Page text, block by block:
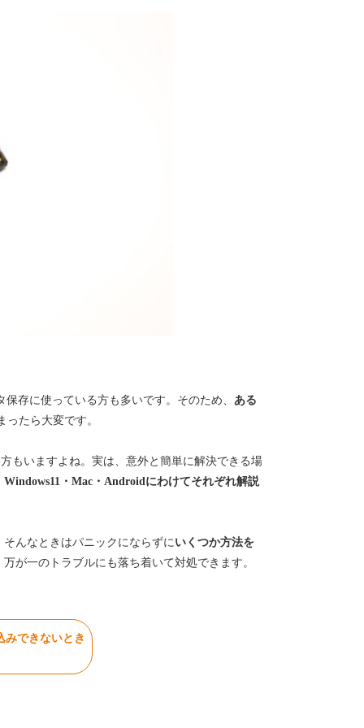
存に使っている方も多いです。そのため、 ある
たら大変です。
もいますよね。実は、意外と簡単に解決できる場
・Mac・Androidにわけてそれぞれ解説
んなときはパニックにならずにいくつか方法を
が一のトラブルにも落ち着いて対処できます。
みできないとき